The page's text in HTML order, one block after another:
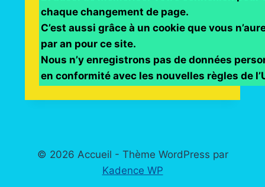
chaque changement de page.
C’est aussi grâce à un cookie que vous
par an pour ce site.
Nous n’y enregistrons pas de données
en conformité avec les nouvelles règles de
© 2026 Accueil - Thème WordPress par
Kadence WP